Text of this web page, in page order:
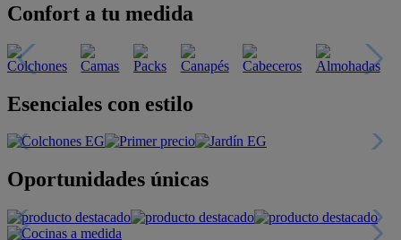
Confort a tu medida
Esenciales con estilo
Oportunidades únicas